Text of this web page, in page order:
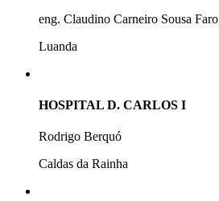
eng. Claudino Carneiro Sousa Faro
Luanda
HOSPITAL D. CARLOS I
Rodrigo Berquó
Caldas da Rainha